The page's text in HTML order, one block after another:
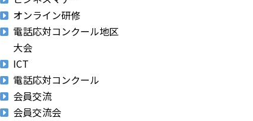
オンライン研修
電話応対コンクール地区
大会
ICT
電話応対コンクール
会員交流
会員交流会